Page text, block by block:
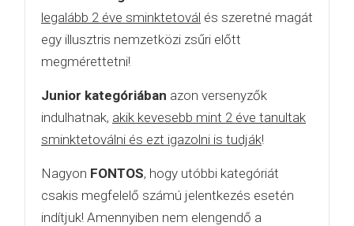
legalább 2 éve sminktetovál és szeretné magát
egy illusztris nemzetközi zsűri előtt
megmérettetni!
Junior kategóriában azon versenyzők
indulhatnak, akik kevesebb mint 2 éve tanultak
sminktetoválni és ezt igazolni is tudják!
Nagyon FONTOS, hogy utóbbi kategóriát
csakis megfelelő számú jelentkezés esetén
indítjuk! Amennyiben nem elengendő a